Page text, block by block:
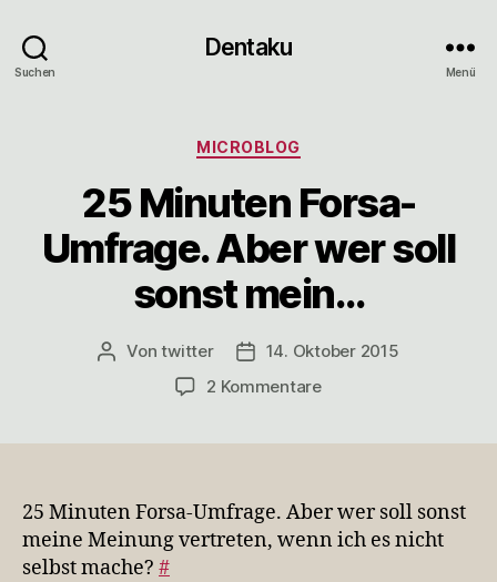
Suchen
Dentaku
Menü
Kategorien
MICROBLOG
25 Minuten Forsa-
Umfrage. Aber wer soll
sonst mein…
Beitragsautor
Vontwitter Veröffentlichungsdatum
14. Oktober 2015
2 Kommentarezu
Aber
wer
25 Minuten Forsa-Umfrage. Aber wer soll sonst
meine Meinung vertreten, wenn ich es nicht
selbst mache? #